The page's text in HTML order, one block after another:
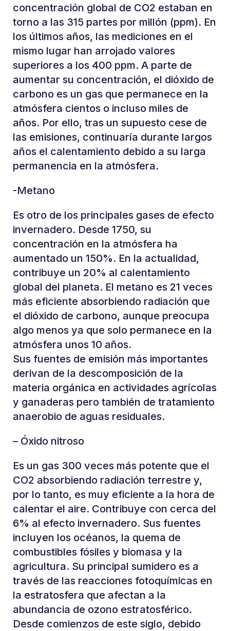
concentración global de CO2 estaban en
torno a las 315 partes por millón (ppm). En
los últimos años, las mediciones en el
mismo lugar han arrojado valores
superiores a los 400 ppm. A parte de
aumentar su concentración, el dióxido de
carbono es un gas que permanece en la
atmósfera cientos o incluso miles de
años. Por ello, tras un supuesto cese de
las emisiones, continuaría durante largos
años el calentamiento debido a su larga
permanencia en la atmósfera.
-Metano
Es otro de los principales gases de efecto
invernadero. Desde 1750, su
concentración en la atmósfera ha
aumentado un 150%. En la actualidad,
contribuye un 20% al calentamiento
global del planeta. El metano es 21 veces
más eficiente absorbiendo radiación que
el dióxido de carbono, aunque preocupa
algo menos ya que solo permanece en la
atmósfera unos 10 años.
Sus fuentes de emisión más importantes
derivan de la descomposición de la
materia orgánica en actividades agrícolas
y ganaderas pero también de tratamiento
anaerobio de aguas residuales.
– Óxido nitroso
Es un gas 300 veces más potente que el
CO2 absorbiendo radiación terrestre y,
por lo tanto, es muy eficiente a la hora de
calentar el aire. Contribuye con cerca del
6% al efecto invernadero. Sus fuentes
incluyen los océanos, la quema de
combustibles fósiles y biomasa y la
agricultura. Su principal sumidero es a
través de las reacciones fotoquímicas en
la estratosfera que afectan a la
abundancia de ozono estratosférico.
Desde comienzos de este siglo, debido